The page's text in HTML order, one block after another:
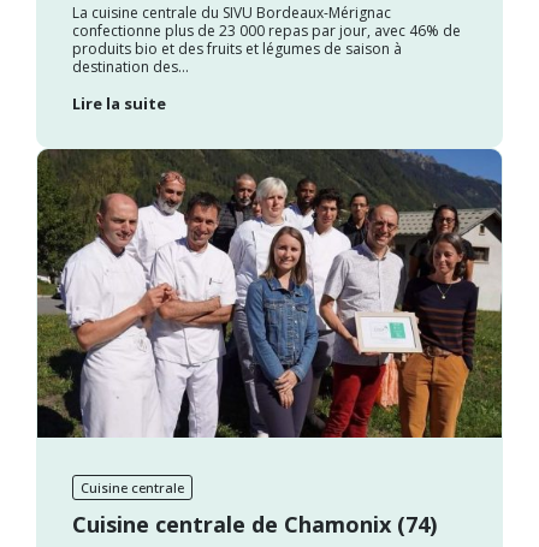
La cuisine centrale du SIVU Bordeaux-Mérignac
confectionne plus de 23 000 repas par jour, avec 46% de
produits bio et des fruits et légumes de saison à
destination des...
Lire la suite
Cuisine centrale
Cuisine centrale de Chamonix (74)